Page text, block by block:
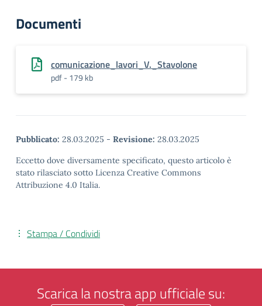
Documenti
comunicazione_lavori_V._Stavolone
pdf - 179 kb
Pubblicato: 28.03.2025 - Revisione: 28.03.2025
Eccetto dove diversamente specificato, questo articolo è
stato rilasciato sotto Licenza Creative Commons
Attribuzione 4.0 Italia.
Stampa / Condividi
Scarica la nostra app ufficiale su: